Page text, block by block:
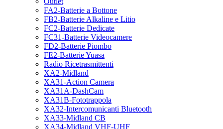
FA2-Batterie a Bottone
FB2-Batterie Alkaline e Litio
FC2-Batterie Dedicate
FC31-Batterie Videocamere
FD2-Batterie Piombo
FE2-Batterie Yuasa
Radio Ricetrasmittenti
XA2-Midland
XA31-Action Camera
XA31A-DashCam
XA31B-Fototrappola
XA32-Intercomunicanti Bluetooth
XA33-Midland CB
XA34-Midland VHF-UHF